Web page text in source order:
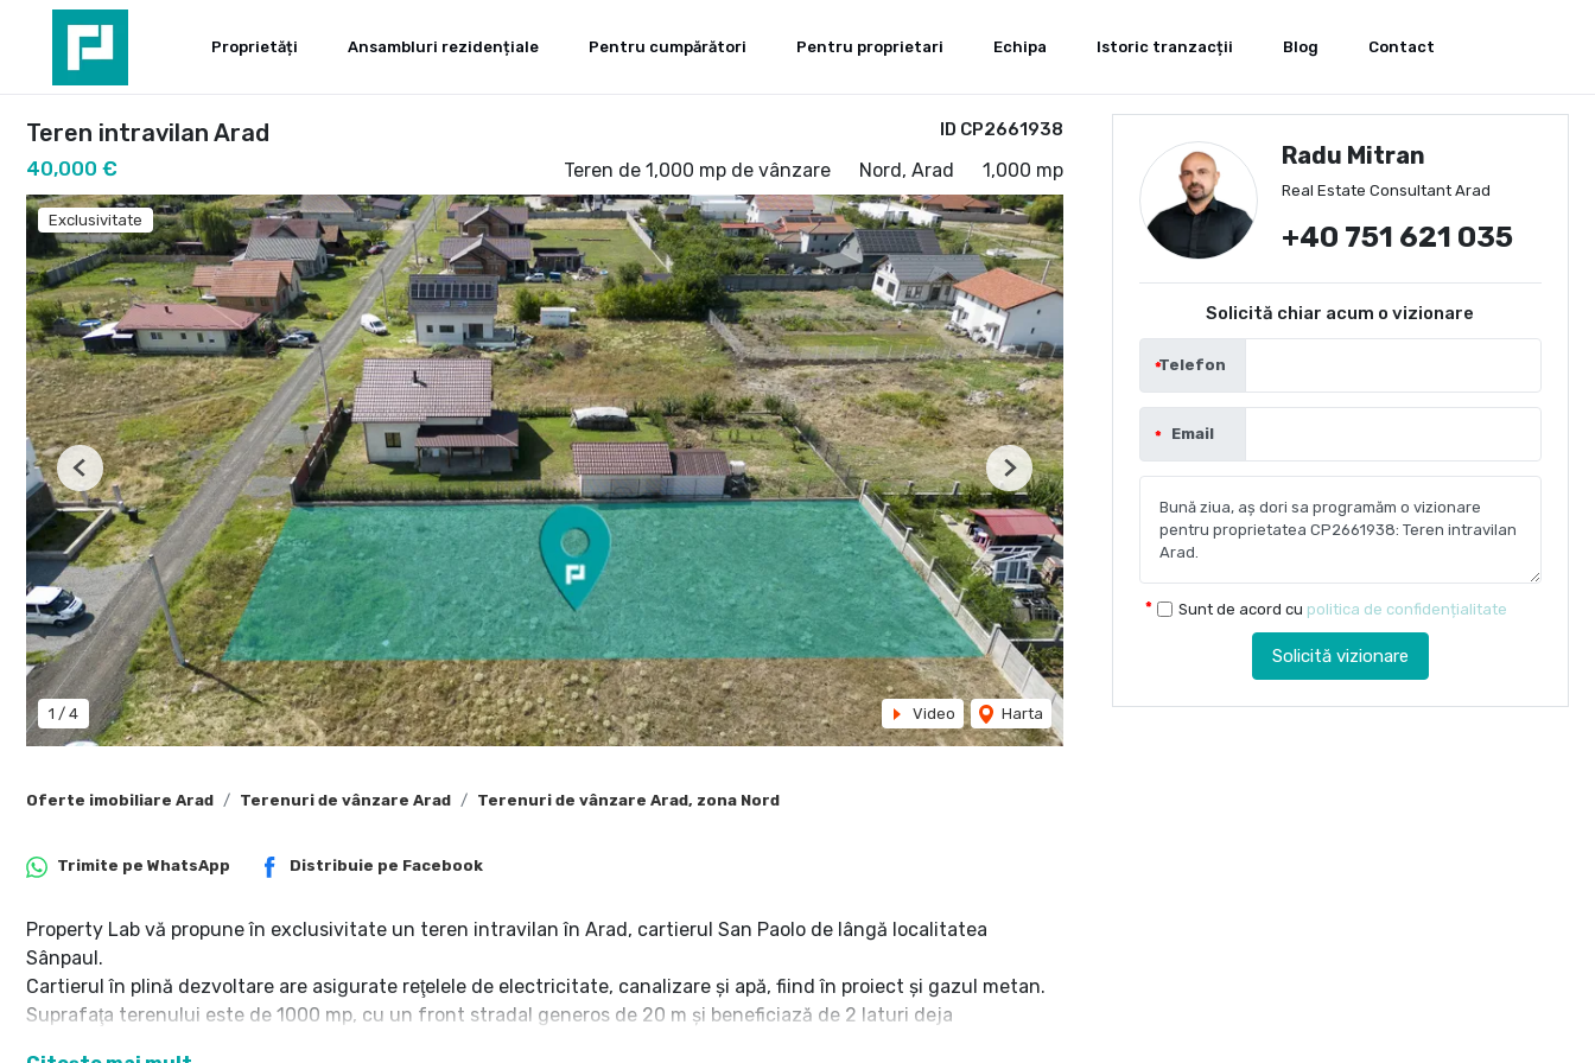
Proprietăți Ansambluri rezidențiale Pentru cumpărători Pentru proprietari Echipa Istoric tranzacții Blog Contact
ID CP2661938
Teren intravilan Arad
40,000 € Teren de 1,000 mp de vânzare Nord, Arad 1,000 mp
Exclusivitate
1 / 4 Video Harta
Previous Next
Oferte imobiliare Arad Terenuri de vânzare Arad Terenuri de vânzare Arad, zona Nord
Trimite pe WhatsApp Distribuie pe Facebook
Property Lab vă propune în exclusivitate un teren intravilan în Arad, cartierul San Paolo de lângă localitatea
Sânpaul.
Cartierul în plină dezvoltare are asigurate reţelele de electricitate, canalizare şi apă, fiind în proiect şi gazul metan.
Suprafaţa terenului este de 1000 mp, cu un front stradal generos de 20 m şi beneficiază de 2 laturi deja
Radu Mitran
Real Estate Consultant Arad
+40 751 621 035
Solicită chiar acum o vizionare
Telefon
Email
Sunt de acord cu politica de confidențialitate
Solicită vizionare